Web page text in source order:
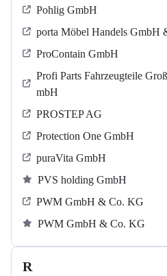
Pohlig GmbH
porta Möbel Handels GmbH
ProContain GmbH
Profi Parts Fahrzeugteile
mbH
PROSTEP AG
Protection One GmbH
puraVita GmbH
PVS holding GmbH
PWM GmbH & Co. KG
PWM GmbH & Co. KG
R